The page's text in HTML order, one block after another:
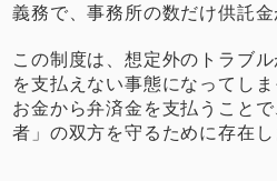
義務で、事務所の数だけ供託金
この制度は、想定外のトラブ
を支払えない事態になってし
お金から弁済金を支払うこと
者」の双方を守るために存在し